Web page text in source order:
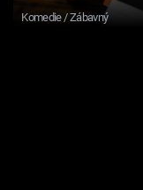
Komedie / Zábavný